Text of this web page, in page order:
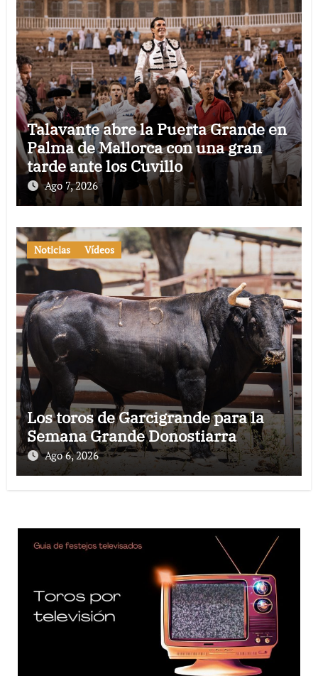
Talavante abre la Puerta Grande en
Palma de Mallorca con una gran
tarde ante los Cuvillo
Ago 7, 2026
Noticias Vídeos
Los toros de Garcigrande para la
Semana Grande Donostiarra
Ago 6, 2026